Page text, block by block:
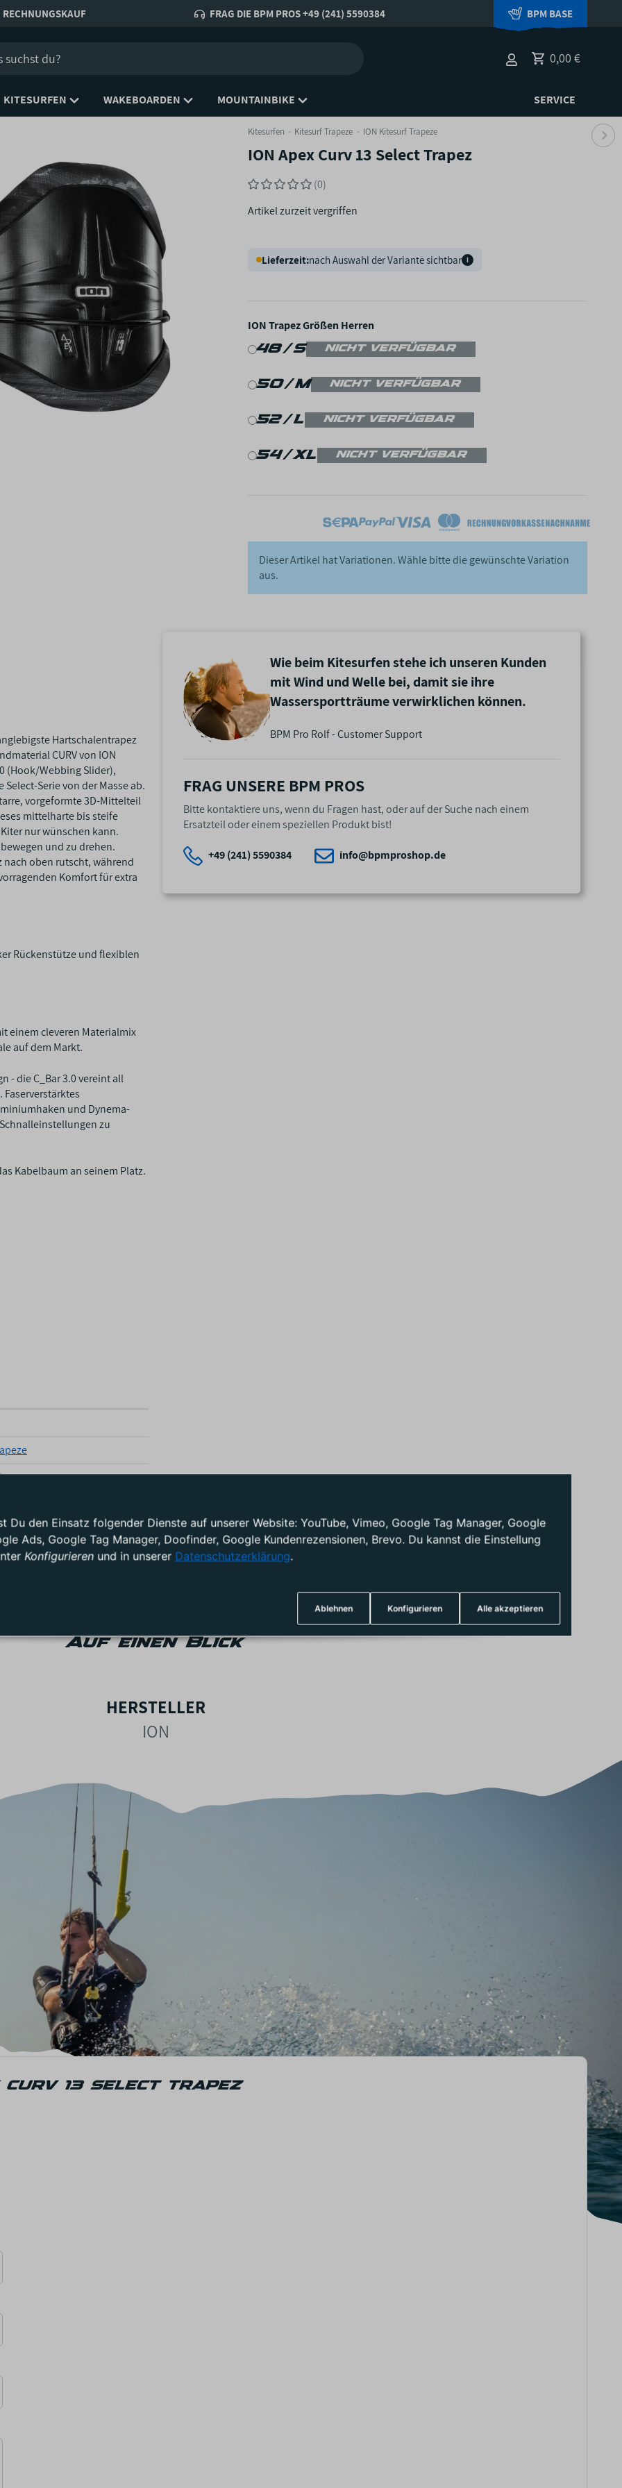
RECHNUNGSKAUF FRAG DIE BPM PROS +49 (241) 5590384 BPM BASE
0,00 €
KITESURFEN WAKEBOARDEN MOUNTAINBIKE SERVICE
Kitesurfen Kitesurf Trapeze ION Kitesurf Trapeze
ION Apex Curv 13 Select Trapez
(0)
Artikel zurzeit vergriffen
Lieferzeit:nach Auswahl der Variante sichtbar i
ION Trapez Größen Herren
48/S NICHT VERFÜGBAR
50/M NICHT VERFÜGBAR
52/L NICHT VERFÜGBAR
54/XL NICHT VERFÜGBAR
Dieser Artikel hat Variationen. Wähle bitte die gewünschte Variation
aus.
Hartschalentrapez
CURV von ION
(Hook/Webbing Slider),
Serie von der Masse ab.
vorgeformte 3D-Mittelteil
mittelharte bis steife
nur wünschen kann.
und zu drehen.
nach oben rutscht, während
Komfort für extra
Rückenstütze und flexiblen
einem cleveren Materialmix
auf dem Markt.
- die C_Bar 3.0 vereint all
und Dynema-
zu
Kabelbaum an seinem Platz.
Wie beim Kitesurfen stehe ich unseren Kunden
mit Wind und Welle bei, damit sie ihre
Wassersportträume verwirklichen können.
BPM Pro Rolf - Customer Support
FRAG UNSERE BPM PROS
Bitte kontaktiere uns, wenn du Fragen hast, oder auf der Suche nach einem
Ersatzteil oder einem speziellen Produkt bist!
+49 (241) 5590384 info@bpmproshop.de
Auf einen Blick
HERSTELLER
ION
13 SELECT TRAPEZ
Du den Einsatz folgender Dienste auf unserer Website: YouTube, Vimeo, Google Tag Manager, Google
Ads, Google Tag Manager, Doofinder, Google Kundenrezensionen, Brevo. Du kannst die Einstellung
Konfigurieren und in unserer Datenschutzerklärung.
Alle akzeptieren
Konfigurieren
Ablehnen